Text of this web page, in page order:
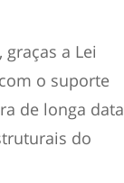
a Lei
o suporte
de longa data
do